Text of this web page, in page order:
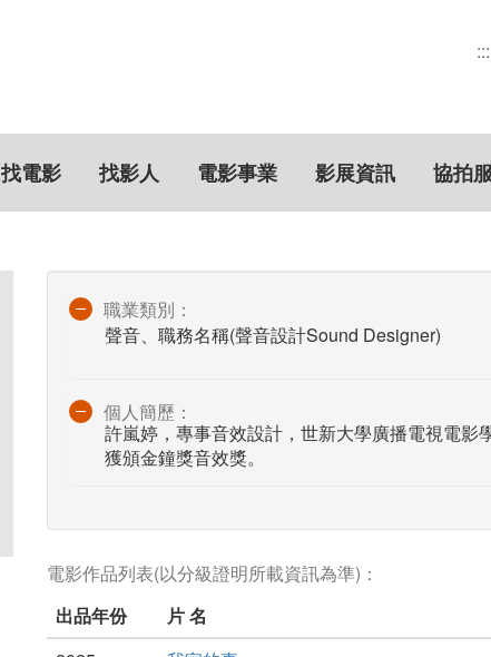
:::
找電影 找影人 電影事業 影展資訊 協拍
職業類別：
聲音、職務名稱(聲音設計Sound Designer)
個人簡歷：
許嵐婷，專事音效設計，世新大學廣播電視電影
獲頒金鐘獎音效獎。
電影作品列表(以分級證明所載資訊為準)：
出品年份
片 名